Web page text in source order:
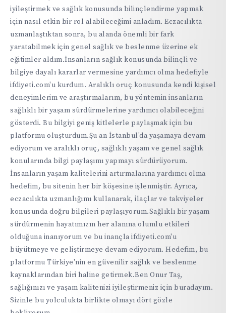
iyileştirmek ve sağlık konusunda bilinçlendirme yapmak
için nasıl etkin bir rol alabileceğimi anladım. Eczacılıkta
uzmanlaştıktan sonra, bu alanda önemli bir fark
yaratabilmek için genel sağlık ve beslenme üzerine ek
eğitimler aldım.İnsanların sağlık konusunda bilinçli ve
bilgiye dayalı kararlar vermesine yardımcı olma hedefiyle
ifdiyeti.com'u kurdum. Aralıklı oruç konusunda kendi kişisel
deneyimlerim ve araştırmalarım, bu yöntemin insanların
sağlıklı bir yaşam sürdürmelerine yardımcı olabileceğini
gösterdi. Bu bilgiyi geniş kitlelerle paylaşmak için bu
platformu oluşturdum.Şu an İstanbul'da yaşamaya devam
ediyorum ve aralıklı oruç, sağlıklı yaşam ve genel sağlık
konularında bilgi paylaşımı yapmayı sürdürüyorum.
İnsanların yaşam kalitelerini artırmalarına yardımcı olma
hedefim, bu sitenin her bir köşesine işlenmiştir. Ayrıca,
eczacılıkta uzmanlığımı kullanarak, ilaçlar ve takviyeler
konusunda doğru bilgileri paylaşıyorum.Sağlıklı bir yaşam
sürdürmenin hayatımızın her alanına olumlu etkileri
olduğuna inanıyorum ve bu inançla ifdiyeti.com'u
büyütmeye ve geliştirmeye devam ediyorum. Hedefim, bu
platformu Türkiye'nin en güvenilir sağlık ve beslenme
kaynaklarından biri haline getirmek.Ben Onur Taş,
sağlığınızı ve yaşam kalitenizi iyileştirmeniz için buradayım.
Sizinle bu yolculukta birlikte olmayı dört gözle